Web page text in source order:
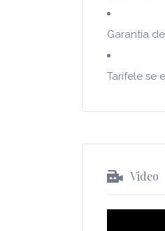
Garantia
Tarifele se
Video